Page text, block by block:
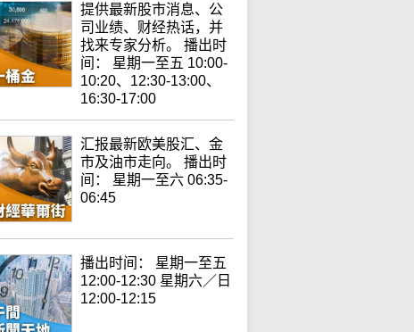
提供最新股市消息、公
司业绩、财经热话，并
找来专家分析。 播出时
间： 星期一至五 10:00-
10:20、12:30-13:00、
16:30-17:00
汇报最新欧美股汇、金
市及油市走向。 播出时
间： 星期一至六 06:35-
06:45
播出时间： 星期一至五
12:00-12:30 星期六／日
12:00-12:15